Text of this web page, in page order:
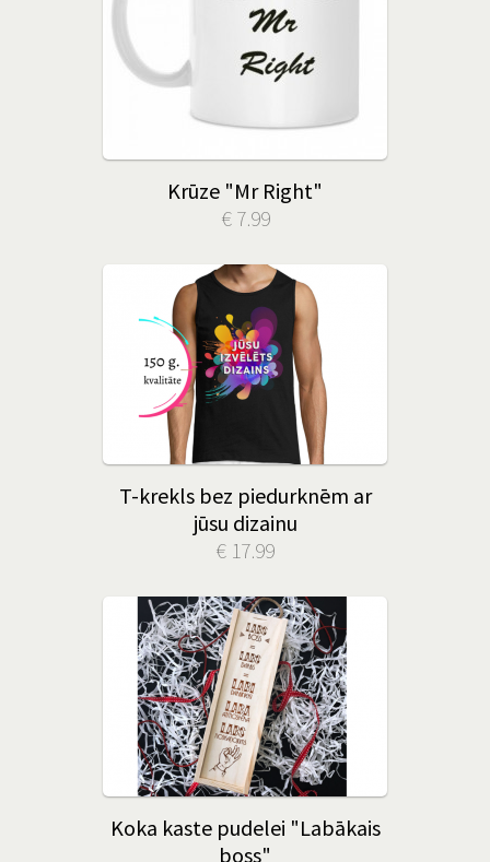
Krūze "Mr Right"
€ 7.99
T-krekls bez piedurknēm ar
jūsu dizainu
€ 17.99
Koka kaste pudelei "Labākais
boss"